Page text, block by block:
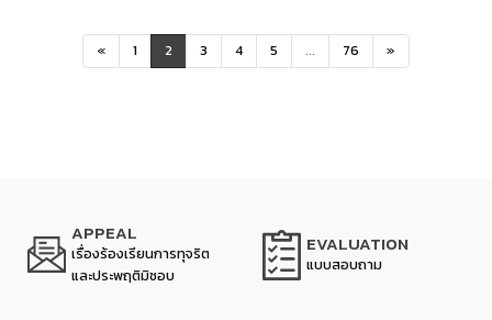
« 1 2 3 4 5 ... 76 »
APPEAL
เรื่องร้องเรียนการทุจริต
และประพฤติมิชอบ
EVALUATION
แบบสอบถาม